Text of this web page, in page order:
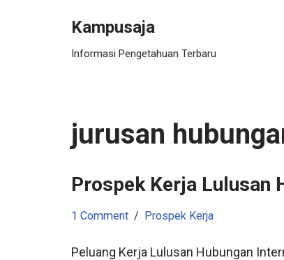
Kampusaja
Informasi Pengetahuan Terbaru
jurusan
Prospek Kerja Lulusan
1 Comment Prospek Kerja
Peluang Kerja Lulusan Hubungan